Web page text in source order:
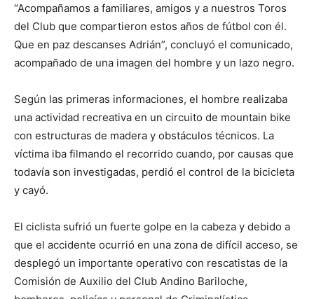
“Acompañamos a familiares, amigos y a nuestros Toros
del Club que compartieron estos años de fútbol con él.
Que en paz descanses Adrián”, concluyó el comunicado,
acompañado de una imagen del hombre y un lazo negro.
Según las primeras informaciones, el hombre realizaba
una actividad recreativa en un circuito de mountain bike
con estructuras de madera y obstáculos técnicos. La
víctima iba filmando el recorrido cuando, por causas que
todavía son investigadas, perdió el control de la bicicleta
y cayó.
El ciclista sufrió un fuerte golpe en la cabeza y debido a
que el accidente ocurrió en una zona de difícil acceso, se
desplegó un importante operativo con rescatistas de la
Comisión de Auxilio del Club Andino Bariloche,